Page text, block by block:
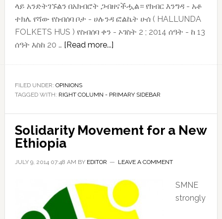
ላይ አንድትገኙልን በአክብሮት ጋብዘናችሗል። የክብር እንግዳ - አቶ
ተክሌ የሻው የስብሰባ ቦታ - ሀሉንዳ ፎልኬት ሁሰ ( HALLUNDA
FOLKETS HUS ) የስብሰባ ቀን - ኦገስት 2 ; 2014 ሰዓት - ከ 13
ሰዓት እስከ 20 … [Read more...]about
FILED UNDER: OPINIONS
TAGGED WITH: RIGHT COLUMN - PRIMARY SIDEBAR
Solidarity Movement for a New
Ethiopia
JULY 9, 2014 07:48 AM BY EDITOR LEAVE A COMMENT
SMNE
strongly